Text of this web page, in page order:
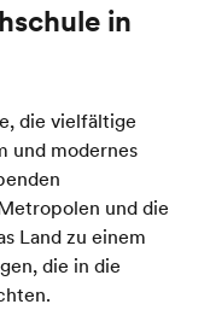
in
die vielfältige
und modernes
und die
Land zu einem
die in die